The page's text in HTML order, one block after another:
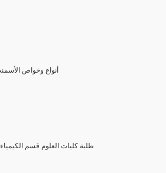
(48) أنواع وخواص
(1) طلبة كليات العلوم قسم